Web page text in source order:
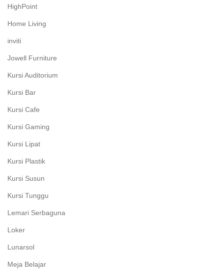
HighPoint
Home Living
inviti
Jowell Furniture
Kursi Auditorium
Kursi Bar
Kursi Cafe
Kursi Gaming
Kursi Lipat
Kursi Plastik
Kursi Susun
Kursi Tunggu
Lemari Serbaguna
Loker
Lunarsol
Meja Belajar